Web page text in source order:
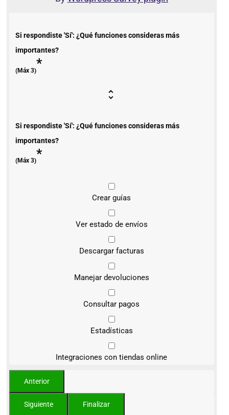
Si respondiste 'Sí': ¿Qué funciones consideras más
importantes?
(Máx 3)*
Si respondiste 'Sí': ¿Qué funciones consideras más
importantes?
(Máx 3)*
Crear guías
Ver estado de envíos
Descargar facturas
Manejar devoluciones
Consultar pagos
Estadísticas
Integraciones con tiendas online